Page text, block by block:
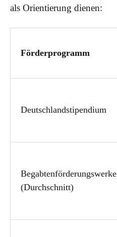
als Orientierung dienen:
Förderprogramm
Deutschlandstipendium
Begabtenförderungswerke
(Durchschnitt)